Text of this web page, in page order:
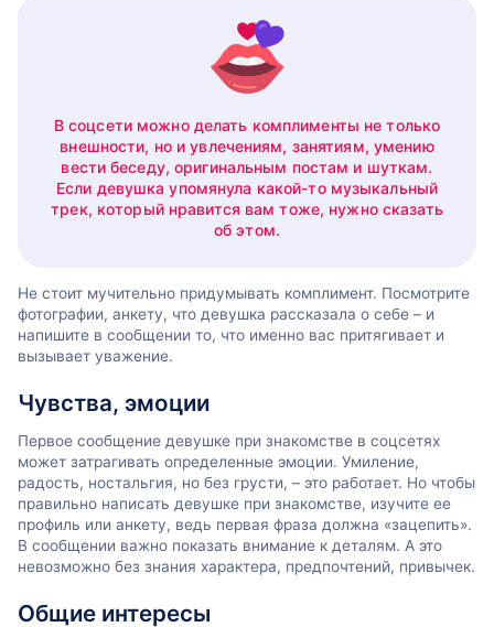
В соцсети можно делать комплименты не только
внешности, но и увлечениям, занятиям, умению
вести беседу, оригинальным постам и шуткам.
Если девушка упомянула какой-то музыкальный
трек, который нравится вам тоже, нужно сказать
об этом.
Не стоит мучительно придумывать комплимент. Посмотрите
фотографии, анкету, что девушка рассказала о себе – и
напишите в сообщении то, что именно вас притягивает и
вызывает уважение.
Чувства, эмоции
Первое сообщение девушке при знакомстве в соцсетях
может затрагивать определенные эмоции. Умиление,
радость, ностальгия, но без грусти, – это работает. Но чтобы
правильно написать девушке при знакомстве, изучите ее
профиль или анкету, ведь первая фраза должна «зацепить».
В сообщении важно показать внимание к деталям. А это
невозможно без знания характера, предпочтений, привычек.
Общие интересы